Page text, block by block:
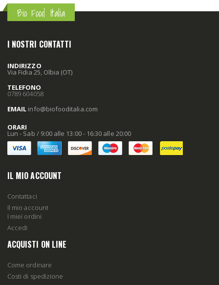
Bio Food Italia
I NOSTRI CONTATTI
INDIRIZZO
Via Fidia 25, Olbia (OT)
TELEFONO
0789 604058
EMAIL info@biofooditalia.com
ORARI
Lun - Sab / 9:00 alle 13:00 - 16:30 alle 20:00
IL MIO ACCOUNT
Contattaci
Il mio account
I miei ordini
Accedi
ACQUISTI ON LINE
Come ordinare
Costi di spedizione